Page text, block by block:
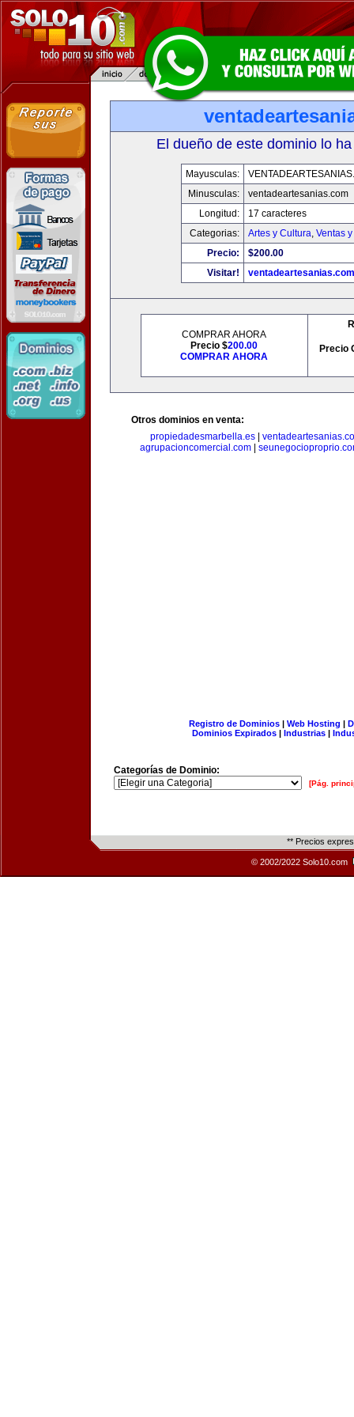
El dueño de este dominio lo
Mayusculas:
Minusculas:
ventadeartesanias.com
Longitud:
17 caracteres
Categorias:
Artes y Cultura, Ventas
Precio:
$200.00
Visitar!
ventadeartesanias.com
COMPRAR AHORA
Precio $200.00
COMPRAR AHORA
Precio
Otros dominios en venta:
propiedadesmarbella.es|
agrupacioncomercial.com
Registro de Dominios| Web Hosting |
Dominios Expirados | Industrias |
Categorías de Dominio:
[Pág.
** Precios
© 2002/2022 Solo10.com